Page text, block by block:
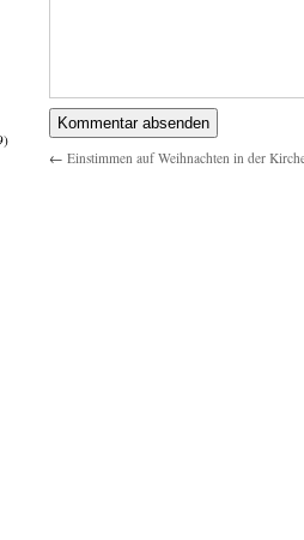
← Einstimmen auf Weihnachten in der